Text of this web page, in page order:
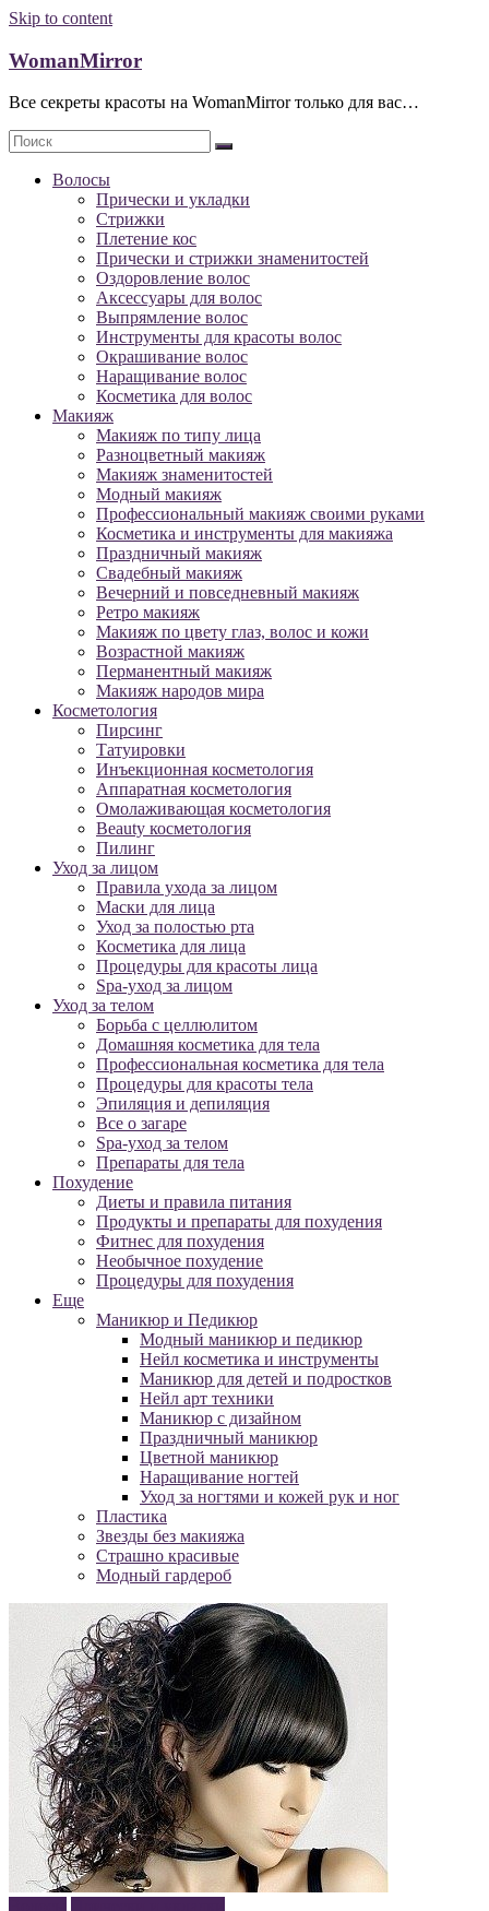
Skip to content
WomanMirror
Все секреты красоты на WomanMirror только для вас…
Волосы
Прически и укладки
Стрижки
Плетение кос
Прически и стрижки знаменитостей
Оздоровление волос
Аксессуары для волос
Выпрямление волос
Инструменты для красоты волос
Окрашивание волос
Наращивание волос
Косметика для волос
Макияж
Макияж по типу лица
Разноцветный макияж
Макияж знаменитостей
Модный макияж
Профессиональный макияж своими руками
Косметика и инструменты для макияжа
Праздничный макияж
Свадебный макияж
Вечерний и повседневный макияж
Ретро макияж
Макияж по цвету глаз, волос и кожи
Возрастной макияж
Перманентный макияж
Макияж народов мира
Косметология
Пирсинг
Татуировки
Инъекционная косметология
Аппаратная косметология
Омолаживающая косметология
Beauty косметология
Пилинг
Уход за лицом
Правила ухода за лицом
Маски для лица
Уход за полостью рта
Косметика для лица
Процедуры для красоты лица
Spa-уход за лицом
Уход за телом
Борьба с целлюлитом
Домашняя косметика для тела
Профессиональная косметика для тела
Процедуры для красоты тела
Эпиляция и депиляция
Все о загаре
Spa-уход за телом
Препараты для тела
Похудение
Диеты и правила питания
Продукты и препараты для похудения
Фитнес для похудения
Необычное похудение
Процедуры для похудения
Еще
Маникюр и Педикюр
Модный маникюр и педикюр
Нейл косметика и инструменты
Маникюр для детей и подростков
Нейл арт техники
Маникюр с дизайном
Праздничный маникюр
Цветной маникюр
Наращивание ногтей
Уход за ногтями и кожей рук и ног
Пластика
Звезды без макияжа
Страшно красивые
Модный гардероб